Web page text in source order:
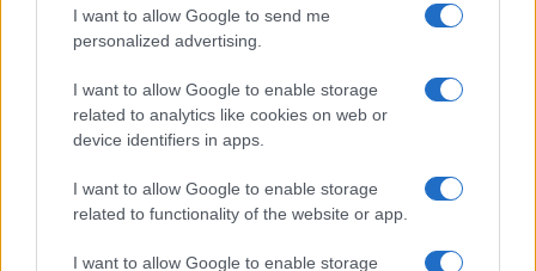
I want to allow Google to send me
personalized advertising.
I want to allow Google to enable storage
related to analytics like cookies on web or
device identifiers in apps.
I want to allow Google to enable storage
related to functionality of the website or app.
I want to allow Google to enable storage
Kisebbségi zenéből többségi forradalom
– hetvenéves a rock and roll
Elvis Presley debütáló kislemezével nemcsak a
szórakoztató zene történetében kezdődött forradalmian új
fejezet, hanem társadalmi vonatkozásban is.